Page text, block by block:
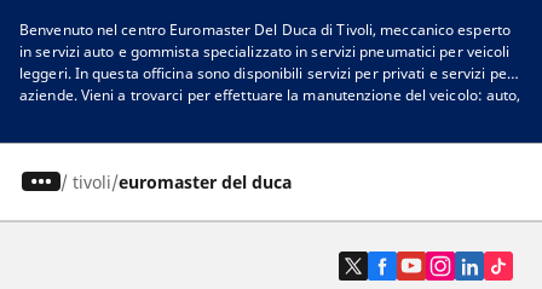
Benvenuto nel centro Euromaster Del Duca di Tivoli, meccanico esperto
in servizi auto e gommista specializzato in servizi pneumatici per veicoli
leggeri. In questa officina sono disponibili servizi per privati e servizi per
aziende. Vieni a trovarci per effettuare la manutenzione del veicolo: auto,
puoi trovare le marche di pneumatici migliori per il tuo veicolo. Chiedi un
gomme più adatte alle tue esigenze. Nell’officina sono disponibili le
Michelin,BFGoodrich,Tigar,Nexen,Hankook,Goodyear,Laufenn,Fulda,
e tante altre. Ti aspettiamo nell’officina Euromaster Del Duca di
Tivoli in provincia di Roma, gommista specializzato in servizi di
/ tivoli euromaster del duca